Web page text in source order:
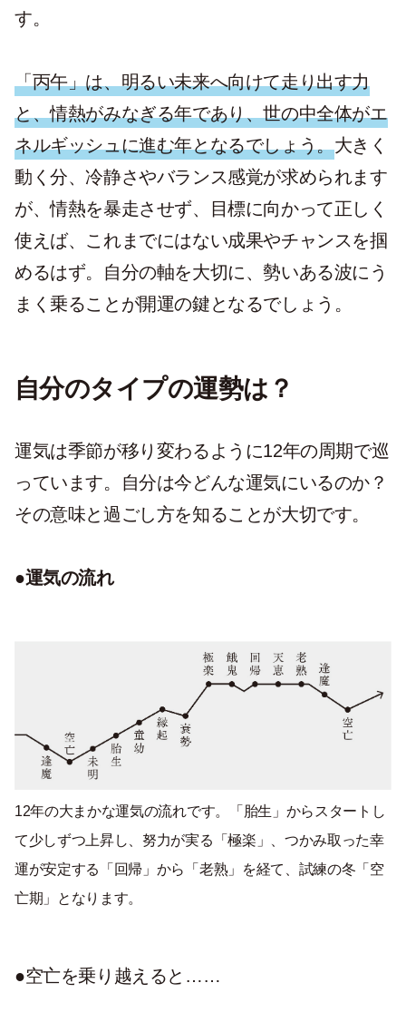
す。
「丙午」は、明るい未来へ向けて走り出す力
と、情熱がみなぎる年であり、世の中全体がエ
ネルギッシュに進む年となるでしょう。大きく
動く分、冷静さやバランス感覚が求められます
が、情熱を暴走させず、目標に向かって正しく
使えば、これまでにはない成果やチャンスを掴
めるはず。自分の軸を大切に、勢いある波にう
まく乗ることが開運の鍵となるでしょう。
自分のタイプの運勢は？
運気は季節が移り変わるように12年の周期で巡
っています。自分は今どんな運気にいるのか？
その意味と過ごし方を知ることが大切です。
●運気の流れ
12年の大まかな運気の流れです。「胎生」からスタートし
て少しずつ上昇し、努力が実る「極楽」、つかみ取った幸
運が安定する「回帰」から「老熟」を経て、試練の冬「空
亡期」となります。
●空亡を乗り越えると……